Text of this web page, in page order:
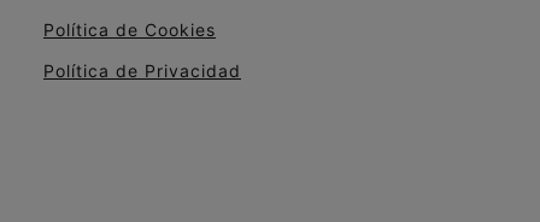
Política de Cookies
Política de Privacidad